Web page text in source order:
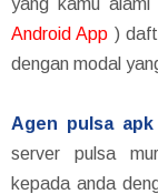
Android App )
dengan modal
Agen pulsa apk
server pulsa
kepada anda